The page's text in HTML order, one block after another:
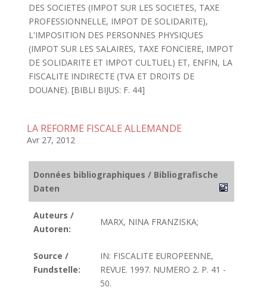
DES SOCIETES (IMPOT SUR LES SOCIETES, TAXE
PROFESSIONNELLE, IMPOT DE SOLIDARITE),
L'IMPOSITION DES PERSONNES PHYSIQUES
(IMPOT SUR LES SALAIRES, TAXE FONCIERE, IMPOT
DE SOLIDARITE ET IMPOT CULTUEL) ET, ENFIN, LA
FISCALITE INDIRECTE (TVA ET DROITS DE
DOUANE). [BIBLI BIJUS: F. 44]
LA REFORME FISCALE ALLEMANDE
Avr 27, 2012
Données bibliographiques / Bibliografische
Daten
Auteurs /
Autoren:
MARX, NINA FRANZISKA;
Source /
Fundstelle:
IN: FISCALITE EUROPEENNE,
REVUE. 1997. NUMERO 2. P. 41 -
50.